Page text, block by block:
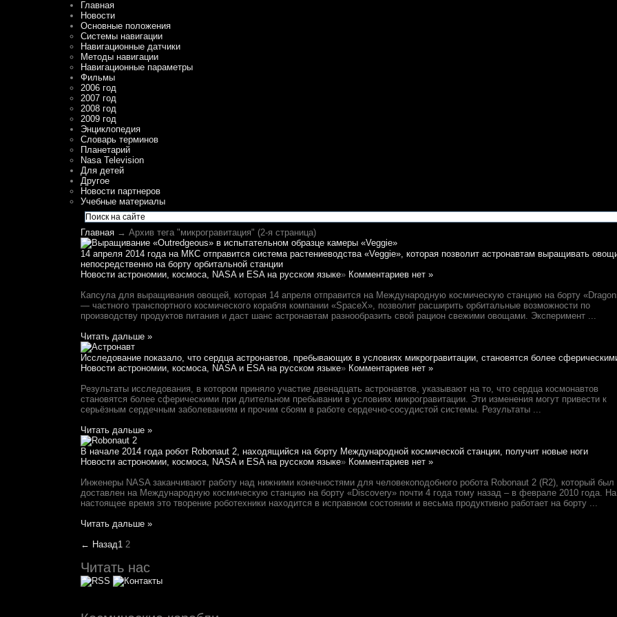
Главная
Новости
Основные положения
Системы навигации
Навигационные датчики
Методы навигации
Навигационные параметры
Фильмы
2006 год
2007 год
2008 год
2009 год
Энциклопедия
Словарь терминов
Планетарий
Nasa Television
Для детей
Другое
Новости партнеров
Учебные материалы
Главная → Архив тега "микрогравитация" (2-я страница)
14 апреля 2014 года на МКС отправится система растениеводства «Veggie», которая позволит астронавтам выращивать
непосредственно на борту орбитальной станции
Новости астрономии, космоса, NASA и ESA на русском языке» Комментариев нет »
Капсула для выращивания овощей, которая 14 апреля отправится на Международную космическую станцию на борту
— частного транспортного космического корабля компании «SpaceX», позволит расширить орбитальные возможности по
производству продуктов питания и даст шанс астронавтам разнообразить свой рацион свежими овощами. Эксперимент ...
Читать дальше »
Исследование показало, что сердца астронавтов, пребывающих в условиях микрогравитации, становятся более
Новости астрономии, космоса, NASA и ESA на русском языке» Комментариев нет »
Результаты исследования, в котором приняло участие двенадцать астронавтов, указывают на то, что сердца космонавтов
становятся более сферическими при длительном пребывании в условиях микрогравитации. Эти изменения могут привести к
серьёзным сердечным заболеваниям и прочим сбоям в работе сердечно-сосудистой системы. Результаты ...
Читать дальше »
В начале 2014 года робот Robonaut 2, находящийся на борту Международной космической станции, получит новые ноги
Новости астрономии, космоса, NASA и ESA на русском языке» Комментариев нет »
Инженеры NASA заканчивают работу над нижними конечностями для человекоподобного робота Robonaut 2 (R2), который был
доставлен на Международную космическую станцию на борту «Discovery» почти 4 года тому назад – в феврале 2010 года. На
настоящее время это творение роботехники находится в исправном состоянии и весьма продуктивно работает на борту ...
Читать дальше »
← Назад1 2
Читать нас